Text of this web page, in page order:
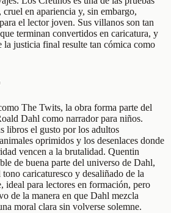
en apariencia y, sin embargo,
el lector joven. Sus villanos son tan
terminan convertidos en caricatura, y
la justicia final resulte tan cómica como
The Twits, la obra forma parte del
Dahl como narrador para niños.
libros el gusto por los adultos
oprimidos y los desenlaces donde
vencen a la brutalidad. Quentin
de buena parte del universo de Dahl,
caricaturesco y desaliñado de la
ideal para lectores en formación, pero
de la manera en que Dahl mezcla
moral clara sin volverse solemne.